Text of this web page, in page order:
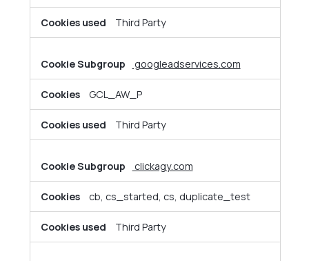
Third Party
googleadservices.com
GCL_AW_P
Third Party
clickagy.com
cb, cs_started, cs, duplicate_test
Third Party